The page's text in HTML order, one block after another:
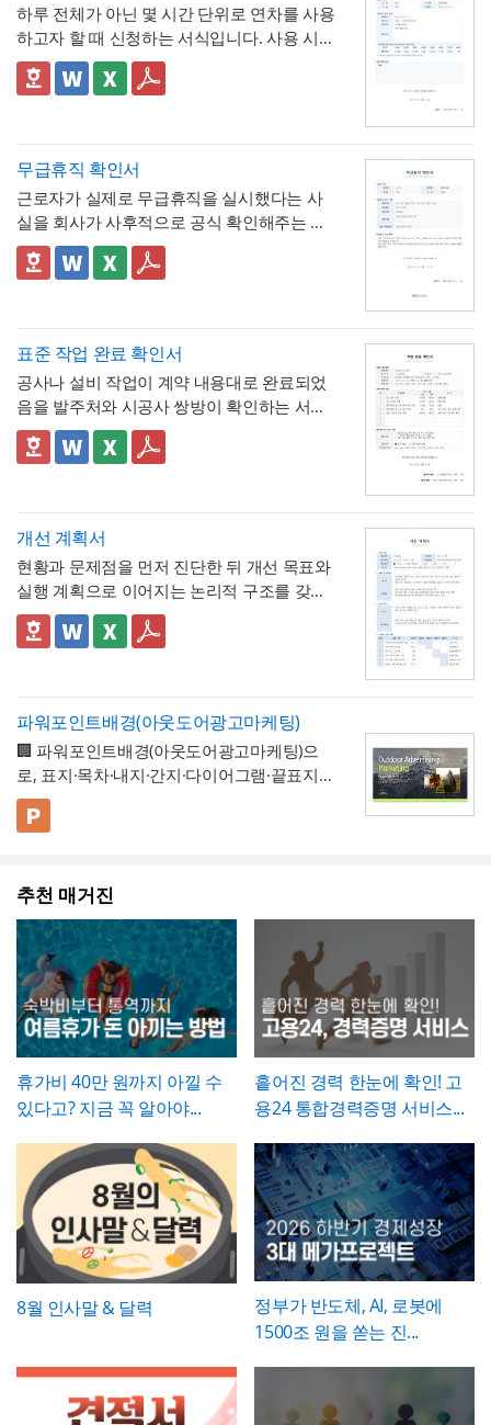
하루 전체가 아닌 몇 시간 단위로 연차를 사용
하고자 할 때 신청하는 서식입니다. 사용 시간
을 연차 일수로 환산하는 기준표를 계약서 자
체에 포함하고 있어, 신청자와 승인자 모두 몇
✅ 이 서식의 구성 특징
며칠에 해당하는지"를 신청서 자체에서 바로
계산·검증 가능
- 사용시간을 "14:00~16:00(총 2시간)"처럼
시작·종료 시각과 총 시간을 함께 기재하도록
해, 반차보다 세분화된 시간 단위로 병원 진
료, 관공서 방문 등 짧은 용무에 유연하게 대
응
- "회사의 소정근로시간에 따라 차감기준은
달라질 수 있음"이라는 단서를 명시해, 하루 8
시간 근무가 아닌 사업장에서도 환산 기준을
조정해 적용할 수 있음을 안내
- 업무 특이사항란을 별도로 두어, 시간단위
연차 사용으로 인해 발생할 수 있는 업무 공백
표에 제시된 환산 기준은 1일 8시간(주 40시
간) 근무를 전제로 한 것이므로,소정근로시간
이 다른 사업장이라면 이 기준을 그대로 적용
근로시간이 7시간인 사업장이라면 1시간당
을 기준으로 별도의 환산표를 마련해두는 것
이 정확합니다. 또한 법정 연차휴가는 원칙적
으로 1일 단위 사용이 기본이며, 시간단위 사
용은 법적 의무사항이 아니라 회사가 취업규
칙 등을 통해 자율적으로 도입하는 제도이므
무급휴직 확인서
근로자가 실제로 무급휴직을 실시했다는 사
실을 회사가 사후적으로 공식 확인해주는 증
명서입니다. 휴직원(신청서)이 사전 승인 절차
를 위한 문서라면, 이 확인서는 이미 실시된
📣 이 서식의 구성 특징
한눈에 확인할 수 있도록 함
2. "급여 지급여부 : 무급(급여 미지급)"이라는
항목을 별도로 명시해, 이 휴직이 유급이 아닌
무급으로 처리되었음을 문서상 명확히 못박
음
3. "회사 내부 규정에 따른 휴직 기준이 적용
되었음을 확인한다"는 문구로, 이 무급휴직이
임의가 아니라 회사의 정식 내부 규정 절차를
거쳐 승인·실시되었음을 명시
4. 확인자(경영지원팀 담당자)의 서명과 회사
직인으로 마무리해, 근로자가 이 문서를 대외
무급휴직 확인서는
히 계산해 기재하는 것이 가장 중요합니다. 휴
직 시작일과 종료일을 실제 승인된 휴직원 내
실제 일수를 정확히 세어 기재해야 이후 급여
정" 등 적정 수준으로 기재하는 것이 일반적이
며, 필요한 경우에만 구체적인 사유를 명시하
는 것이 좋습니다. 이 확인서를 발급한 이후에
는 반드시 4대보험 관련 신고(납부예외 신청
등)가 함께 이루어졌는지 확인하고, 급여대장
표준 작업 완료 확인서
공사나 설비 작업이 계약 내용대로 완료되었
음을 발주처와 시공사 쌍방이 확인하는 서식
입니다. 작업항목별로 계획 수량과 완료 수량
을 나란히 대조하고, 하자 여부와 하자보증기
증할 수 있는 것이 특징입니다.
✅ 계획 대비 완료 수량 검증 및 하자 확인 관
다면 반드시 비고란에 그 사유(예 : 설계 변경,
현장 여건상 수량 조정 등)를 구체적으로 기재
해야 하며, 임의로 수량을 맞춰 기재하는 일이
없도록 해야 합니다. 하자여부를 "하자 없
음"으로 확인하는 경우에도 하자보증기간 내
에 새로운 하자가 발견될 수 있으므로, 이 확
두 명확히 인지하고 있어야 합니다.
💡 작성 팁
작업 완료 확인서는계획과 완료의 정확한 대
조가 가장 중요 하므로, 현장 실사를 통해 실제
완료된 개소·수량을 정확히 확인한 뒤 계획 수
고란에 그 사유를 구체적으로 남겨, 나중에 왜
수량 차이가 발생했는지 근거를 확인할 수 있
도록 하는 것이 중요합니다. 특이사항란에는
배선 등)과 그에 대한 처리 결과를 함께 기록
랍니다. 하자여부는 실제 현장 점검 결과에 따
용을 구체적으로 기재해 향후 보수 책임의 근
거로 삼을 수 있도록 하는 것이 좋습니다. 마
지막으로 발주처와 시공사 양측의 서명은 실
제 현장 검수에 참여한 담당자가 직접 하도록
하여, 이 확인서가 형식적 서류가 아니라 실질
적인 검증을 거친 문서로서의 효력을 갖도록
관리하시기 바랍니다.
개선 계획서
현황과 문제점을 먼저 진단한 뒤 개선 목표와
실행 계획으로 이어지는 논리적 구조를 갖춘
업무 개선 보고서입니다. 개선분야를 IT·전산,
업무 프로세스, 안전, 품질 등으로 체크박스
👔 이 서식의 구성 특징
개선 과제를 하나의 표준 양식으로 통일 관리
가능
- 현황 및 문제점 섹션을 현황과 문제점으로
나누어 구성해, 단순 현상 나열이 아니라
개선이 필요한지 논리적 인과관계를 명확히
제시
- 개선 목표와 기대효과를 구분해, 무엇을 이
룰 것인지(목표)와 그 결과 무엇이 좋아지는지
(효과)를 별도로 서술함으로써 보고받는 결재
권자가
- 단계별 실행 계획표에 담당자와 주차별 일정
(0월0주~0월0주)을 매트릭스 형태로 배치해,
측면에서도 함께 검토
💡 작성 팁
개선 계획서는 현황과 문제점을 최대한 구체
적인 수치로 제시하는 것이 설득력의 핵심
입
니다. "노후화되었다", "느리다"처럼 막연한
표현 대신 실제 사용연수, 장애 발생 빈도, 소
요 시간 등 정량적 근거를 제시하면 개선의 필
요성이 훨씬 명확하게 전달됩니다. 개선 목표
는 문제점에서 언급한 리스크가 해소되는 방
향으로 구체적으로 서술하고, 기대효과는 가
능한 한 수치화(업무시간 단축 몇 시간, 만족
도 개선 등)해 목표와의 인과관계가 드러나도
록 작성하는 것이 좋습니다.
파워포인트배경(아웃도어광고마케팅)
🏢 파워포인트배경(아웃도어광고마케팅)으
로, 표지·목차·내지·간지·다이어그램·끝표지로
구성된 비즈니스 프레젠테이션 템플릿입니
다. 블랙 배경과 강렬한 라임그린 포인트 컬러
보를 전달할 수 있도록 디자인되었습니다. 내
지는 깔끔한 그레이 톤으로 정리되어 있어 복
잡한 내용도 가독성 있게 담을 수 있으며, 아
웃도어 광고 마케팅 제안서부터 미디어 매체
소개서, 광고 캠페인 기획안, 브랜드 마케팅
전략서까지 다양한 문서를 보기 쉽게 제작할
수 있습니다. 광고대행사의 옥외광고 매체 소
개, 브랜드의 캠페인 기획 발표, 마케팅 대행
제안, 미디어 플래닝 보고 자료 등 실무에 필
요한 내용을 효과적으로 정리할 수 있으며, 광
광고 업체 등 다양한 분야에서 활용하기 좋습
니다. 특히 임팩트 있고 트렌디한 톤으로 크리
에이티브한 인상을 남겨야 하는 실무자와 기
획자에게 추천하는 템플릿입니다.
💡 사용 꿀팁
케팅 대행 제안서 등으로 다양하게 활용할 수
있습니다.
▪️ 다이어그램 페이지를 활용하면 캠페인 진행
프로세스, 매체 집행 일정, 성과 지표 등을 한
눈에 보기 쉽게 정리할 수 있습니다.
▪️ 문구와 이미지 교체만으로 옥외광고 매체 제
안서, 브랜드 마케팅 전략서, 광고 실적 보고
자료 등 다양한 주제로 응용 가능합니다.
▪️ 블랙&라임그린의 강렬한 컬러 대비 덕분에
발표 자료를 만들 때 감각적이고 임팩트 있는
인상을 남길 수 있습니다.
* 해당 템플릿에 사용된 폰트는 [ Cafe24 PRO
Slim Max ] 입니다.
폰트가 없을 경우 기본 폰트로 보입니다.
* 폰트는 따로 제공되지 않으므로 다운로드
파워포인트 > 배경템플릿 > 비즈니스/금융
배경템플릿 12P
추천 매거진
휴가비 40만 원까지 아낄 수
있다고? 지금 꼭 알아야...
흩어진 경력 한눈에 확인! 고
용24 통합경력증명 서비스...
8월 인사말 & 달력
정부가 반도체, AI, 로봇에
1500조 원을 쏟는 진...